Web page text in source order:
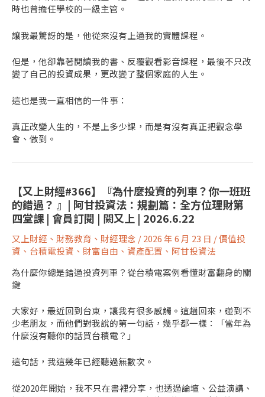
時也曾擔任學校的一級主管。
讓我最驚訝的是，他從來沒有上過我的實體課程。
但是，他卻靠著閱讀我的書、反覆觀看影音課程，最後不只改
變了自己的投資成果，更改變了整個家庭的人生。
這也是我一直相信的一件事：
真正改變人生的，不是上多少課，而是有沒有真正把觀念學
會、做到。
【又上財經#366】『為什麼投資的列車？你一班班
的錯過？ 』| 阿甘投資法：規劃篇：全方位理財第
四堂課 | 會員訂閱 | 闕又上 | 2026.6.22
又上財經 、 財務教育 、 財經理念 /2026 年 6 月 23 日 /價值投
資 、 台積電投資 、 財富自由 、 資產配置 、 阿甘投資法
為什麼你總是錯過投資列車？從台積電案例看懂財富翻身的關
鍵
大家好，最近回到台東，讓我有很多感觸。這趟回來，碰到不
少老朋友，而他們對我說的第一句話，幾乎都一樣：「當年為
什麼沒有聽你的話買台積電？」
這句話，我這幾年已經聽過無數次。
從2020年開始，我不只在書裡分享，也透過論壇、公益演講、